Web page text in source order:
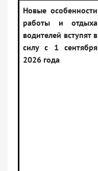
Новые особенности
работы и отдыха
водителей вступят в
силу с 1 сентября
2026 года